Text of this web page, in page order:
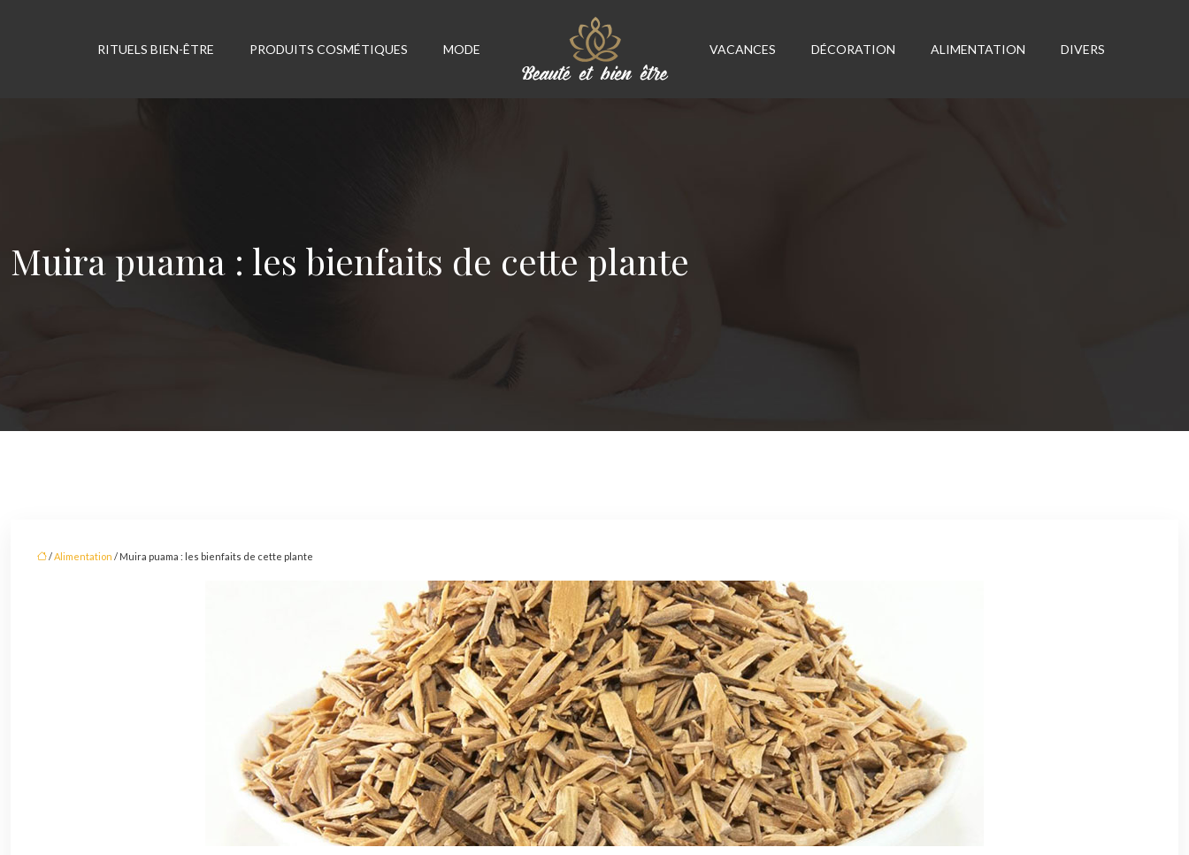
MODE
PRODUITS COSMÉTIQUES
RITUELS BIEN-ÊTRE VACANCES DÉCORATION ALIMENTATION DIVERS
Muira puama : les bienfaits de cette plante
/Alimentation / Muira puama : les bienfaits de cette plante